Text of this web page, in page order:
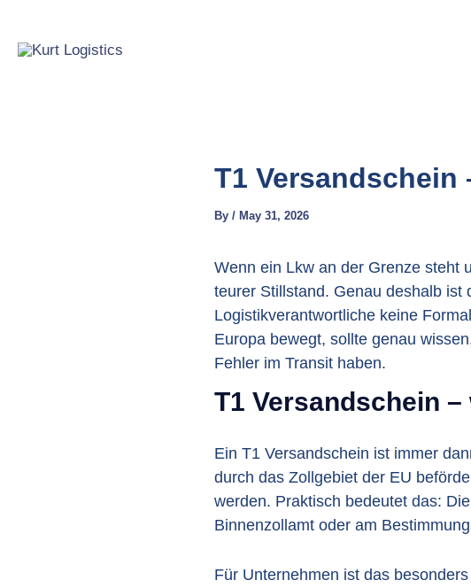
content
T1 Versandschein
By / May 31, 2026
Wenn ein Lkw an der Grenze steht
teurer Stillstand. Genau deshalb ist
Logistikverantwortliche keine
Europa bewegt, sollte genau
Fehler im Transit haben.
T1 Versandschein
Ein T1 Versandschein ist immer
durch das Zollgebiet der EU
werden. Praktisch bedeutet das:
Binnenzollamt oder am
Für Unternehmen ist das